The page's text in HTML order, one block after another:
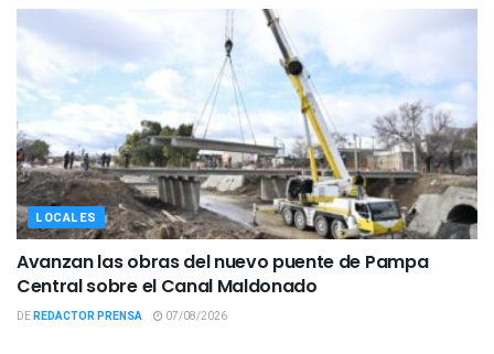
LOCALES
Avanzan las obras del nuevo puente de Pampa
Central sobre el Canal Maldonado
DEREDACTOR PRENSA 07/08/2026